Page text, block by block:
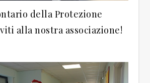
della Protezione
alla nostra associazione!